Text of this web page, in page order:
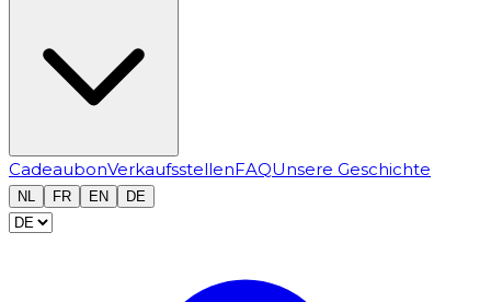
CadeaubonVerkaufsstellenFAQUnsere Geschichte
NL FR EN DE